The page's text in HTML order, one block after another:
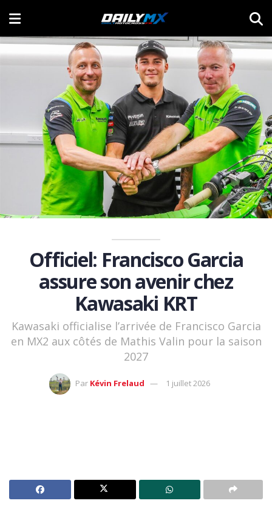
Officiel: Francisco Garcia
assure son avenir chez
Kawasaki KRT
Kawasaki officialise l’arrivée de Francisco Garcia
en MX2 aux côtés de Mathis Valin pour la saison
2027
Par Kévin Frelaud 1 juillet 2026